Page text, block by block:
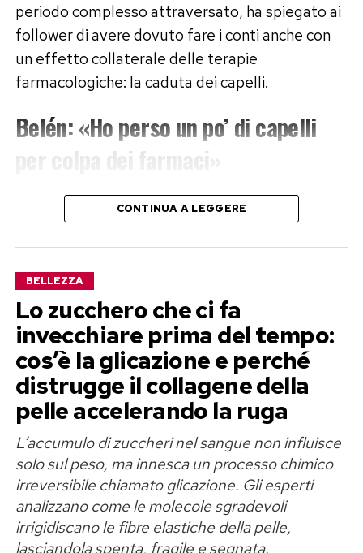
periodo complesso attraversato, ha spiegato ai
follower di avere dovuto fare i conti anche con
un effetto collaterale delle terapie
farmacologiche: la caduta dei capelli.
Belén: «Ho perso un po’ di capelli
per colpa dei farmaci»
Attraverso i social, Belén ha raccontato il motivo
della sua trasferta a Roma.
ho dovuto assumere negli ultimi anni ho perso
un po’ di capelli, sono venuta a Roma per fare
questo trattamento. Ora non prendo nessun
farmaco perché non ne ho più bisogno e questo
è quanto», ha spiegato la conduttrice.
Parole con cui ha confermato di avere concluso il
percorso terapeutico e di volersi concentrare
adesso sul recupero degli effetti lasciati da quel
periodo.
Il trattamento scelto contro la
CONTINUA A LEGGERE
BELLEZZA
Lo zucchero che ci fa
invecchiare prima del tempo:
cos’è la glicazione e perché
distrugge il collagene della
pelle accelerando la ruga
L’accumulo di zuccheri nel sangue non influisce
solo sul peso, ma innesca un processo chimico
irreversibile chiamato glicazione. Gli esperti
analizzano come le molecole sgradevoli
irrigidiscano le fibre elastiche della pelle,
lasciandola spenta, fragile e segnata.